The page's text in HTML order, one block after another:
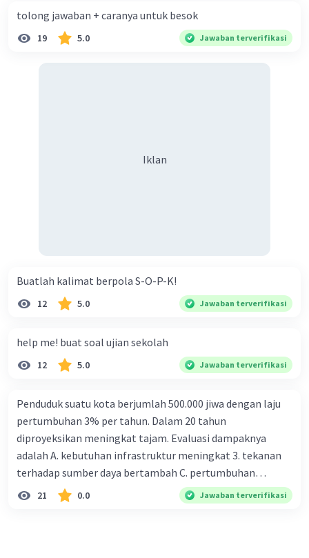
tolong jawaban + caranya untuk besok
19 5.0 Jawaban terverifikasi
Iklan
Buatlah kalimat berpola S-O-P-K!
12 5.0 Jawaban terverifikasi
help me! buat soal ujian sekolah
12 5.0 Jawaban terverifikasi
Penduduk suatu kota berjumlah 500.000 jiwa dengan laju
pertumbuhan 3% per tahun. Dalam 20 tahun
diproyeksikan meningkat tajam. Evaluasi dampaknya
adalah A. kebutuhan infrastruktur meningkat 3. tekanan
terhadap sumber daya bertambah C. pertumbuhan
eksponensial berdampak jangka panjang D. tidak
memengaruhi tata ruang E. proyeksi penduduk penting
21 0.0 Jawaban terverifikasi